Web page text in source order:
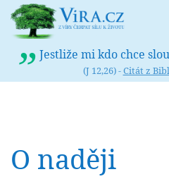
Jestliže mi kdo chce
(J 12,26) -Citát z
O naději